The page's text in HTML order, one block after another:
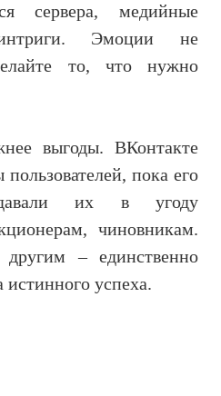
сервера, медийные
Эмоции не
то, что нужно
выгоды. ВКонтакте
пользователей, пока его
их в угоду
чиновникам.
другим – единственно
успеха.